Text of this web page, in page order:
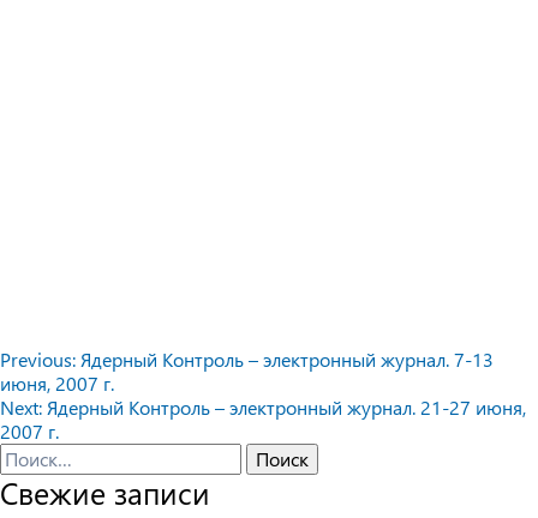
Навигация
по
записям
Previous: Ядерный Контроль – электронный журнал. 7-13
июня, 2007 г.
Next: Ядерный Контроль – электронный журнал. 21-27 июня,
2007 г.
Найти:
Свежие записи